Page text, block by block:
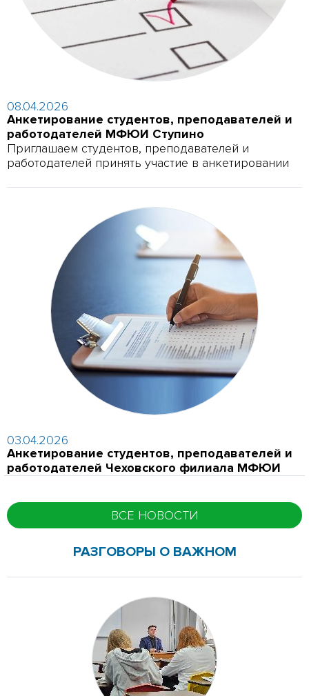
08.04.2026
Анкетирование студентов, преподавателей и
работодателей МФЮИ Ступино
Приглашаем студентов, преподавателей и
работодателей принять участие в анкетировании
03.04.2026
Анкетирование студентов, преподавателей и
работодателей Чеховского филиала МФЮИ
ВСЕ НОВОСТИ
РАЗГОВОРЫ О ВАЖНОМ